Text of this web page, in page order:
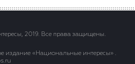
2019. Все права защищены.
издание «Национальные интересы» .